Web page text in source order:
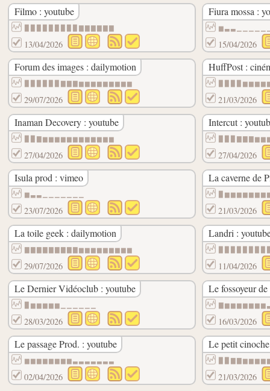
Filmo : youtube
▉▉▉▉▉▉▉▉▉▇▇▇▇▇▇
13/04/2026
Fiura mossa :
15/04/2026
Forum des images : dailymotion
▉▉▉▉▉▉▇▇▇▆▆▆▆▆▆▆▆▆
29/07/2026
HuffPost :
21/03/2026
Inaman Decovery : youtube
▉▉▇▆▆▆▆▆▆▆▆▆▆▆▆
27/04/2026
Intercut :
27/04/2026
Isula prod : vimeo
▆▃▃▁▁▁▁▁▁▁
23/07/2026
La caverne de
21/03/2026
La toile geek : dailymotion
▇▇▇▇▇▇▇▇▇▆▆▆▆▆▆▆▆▆
29/07/2026
Landri :
11/04/2026
Le Dernier Vidéoclub : youtube
▉▆▆▆▆▆▁▁▁▁▁▁
28/03/2026
Le fossoyeur
16/03/2026
Le passage Prod. : youtube
▆▆▆▆▆▆▆▆▃▃▃▃▃▃▃
02/04/2026
Le petit
21/03/2026